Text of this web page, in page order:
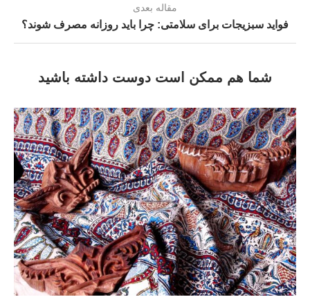
مقاله بعدی
فواید سبزیجات برای سلامتی: چرا باید روزانه مصرف شوند؟
شما هم ممکن است دوست داشته باشید